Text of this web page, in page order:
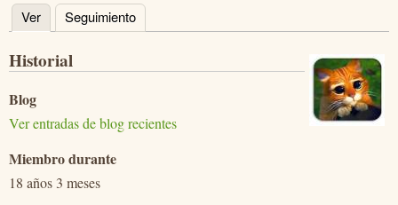
Solapas principales
Ver (solapa activa)
Seguimiento
Historial
Blog
Ver entradas de blog recientes
Miembro durante
18 años 3 meses